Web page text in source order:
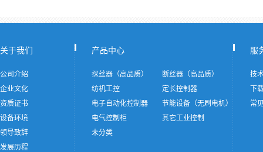
关于我们
公司介绍
企业文化
资质证书
设备环境
领导致辞
发展历程
产品中心
探丝器（高品质）
断丝器（高品质）
纺机工控
定长控制器
电子自动化控制器
节能设备（无刷电机）
电气控制柜
其它工业控制
未分类
服
技
下
常